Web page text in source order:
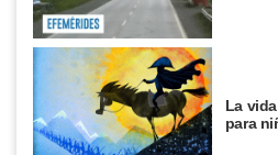
La
para